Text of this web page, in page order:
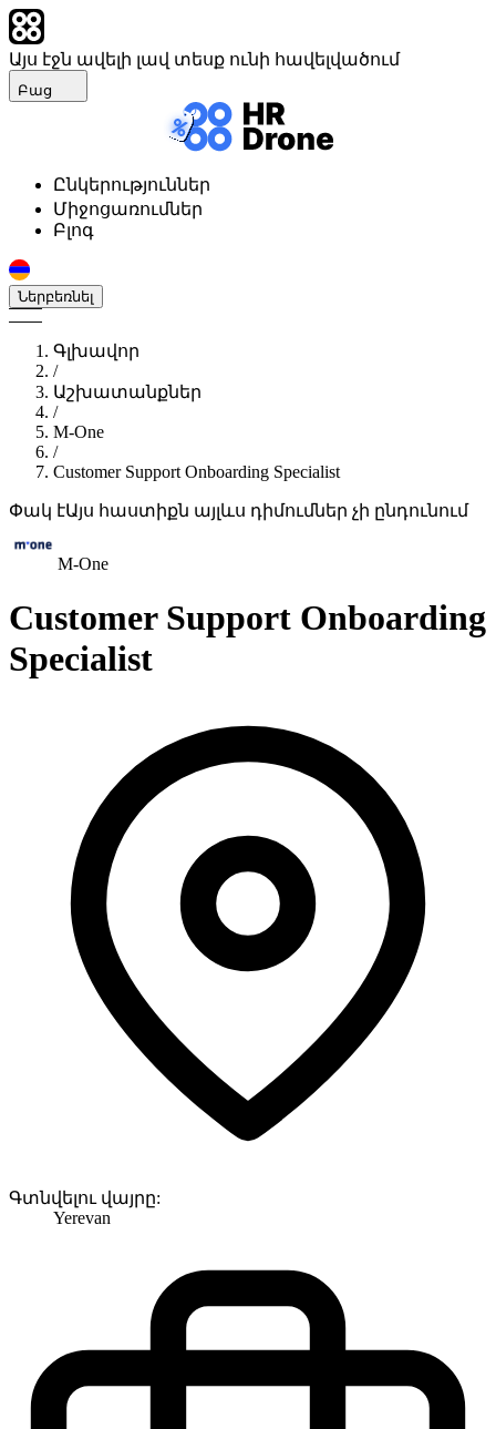
Այս էջն ավելի լավ տեսք ունի հավելվածում
Բաց
Ընկերություններ
Միջոցառումներ
Բլոգ
Ներբեռնել
Գլխավոր
/
Աշխատանքներ
/
M-One
/
Customer Support Onboarding Specialist
Փակ էԱյս հաստիքն այլևս դիմումներ չի ընդունում
M-One
Customer Support Onboarding
Specialist
Գտնվելու վայրը:
Yerevan